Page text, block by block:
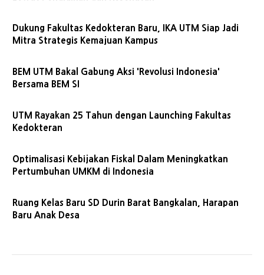
Dukung Fakultas Kedokteran Baru, IKA UTM Siap Jadi
Mitra Strategis Kemajuan Kampus
BEM UTM Bakal Gabung Aksi 'Revolusi Indonesia'
Bersama BEM SI
UTM Rayakan 25 Tahun dengan Launching Fakultas
Kedokteran
Optimalisasi Kebijakan Fiskal Dalam Meningkatkan
Pertumbuhan UMKM di Indonesia
Ruang Kelas Baru SD Durin Barat Bangkalan, Harapan
Baru Anak Desa